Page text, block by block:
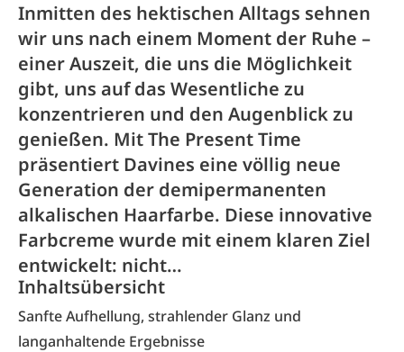
Inmitten des hektischen Alltags sehnen
wir uns nach einem Moment der Ruhe –
einer Auszeit, die uns die Möglichkeit
gibt, uns auf das Wesentliche zu
konzentrieren und den Augenblick zu
genießen. Mit The Present Time
präsentiert Davines eine völlig neue
Generation der demipermanenten
alkalischen Haarfarbe. Diese innovative
Farbcreme wurde mit einem klaren Ziel
entwickelt: nicht…
Inhaltsübersicht
Sanfte Aufhellung, strahlender Glanz und
langanhaltende Ergebnisse